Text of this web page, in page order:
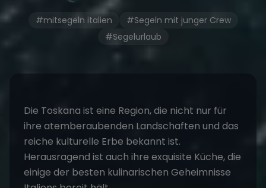
#mitsegeln italien
#Segeln mit junger Crew
#Segelurlaub
Die Toskana ist eine Region, die nicht nur für
ihre atemberaubenden Landschaften und das
reiche kulturelle Erbe bekannt ist.
Herausragend ist auch ihre exquisite Küche, die
einige der besten kulinarischen Geheimnisse